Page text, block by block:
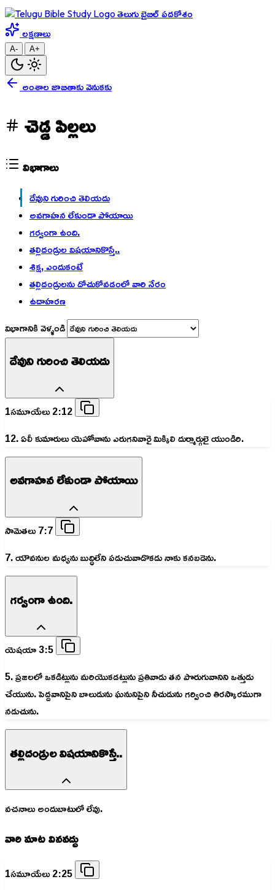
తెలుగు బైబిల్ పదకోశం
లక్షణాలు
A- A+
అంశాల జాబితాకు వెనుకకు
చెడ్డ పిల్లలు
విభాగాలు
దేవుని గురించి తెలియదు
అవగాహన లేకుండా పోయాయి
గర్వంగా ఉంది.
తల్లిదండ్రుల విషయానికొస్తే..
శిక్ష, ఎందుకంటే
తల్లిదండ్రులను దోచుకోవడంలో వారి నేరం
ఉదాహరణ
విభాగానికి వెళ్ళండి
దేవుని గురించి తెలియదు
1సమూయేలు 2:12
12. ఏలీ కుమారులు యెహోవాను ఎరుగనివారై మిక్కిలి దుర్మార్గులై యుండిరి.
అవగాహన లేకుండా పోయాయి
సామెతలు 7:7
7. యౌవనుల మధ్యను బుద్ధిలేని పడుచువాడొకడు నాకు కనబడెను.
గర్వంగా ఉంది.
యెషయా 3:5
5. ప్రజలలో ఒకడిట్లును మరియొకడట్లును ప్రతివాడు తన పొరుగువానిని ఒత్తుడు
చేయును. పెద్దవానిపైని బాలుడును ఘనునిపైని నీచుడును గర్వించి తిరస్కారముగా
నడుచును.
తల్లిదండ్రుల విషయానికొస్తే..
వచనాలు అందుబాటులో లేవు.
వారి మాట వినవద్దు
1సమూయేలు 2:25